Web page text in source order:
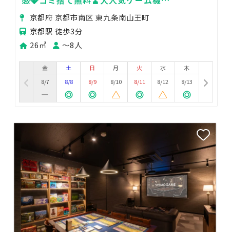
🎮/BRUNO♡女子会/ママ会/推し活✊撮影📸/ビ
ジネス/会議
京都府 京都市南区 東九条南山王町
京都駅 徒歩3分
26㎡
〜8人
金
8/7
土
8/8
日
8/9
月
8/10
火
8/11
水
8/12
木
8/13